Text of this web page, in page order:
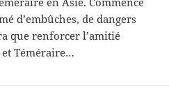
d’embûches, de dangers
que renforcer l’amitié
Téméraire…